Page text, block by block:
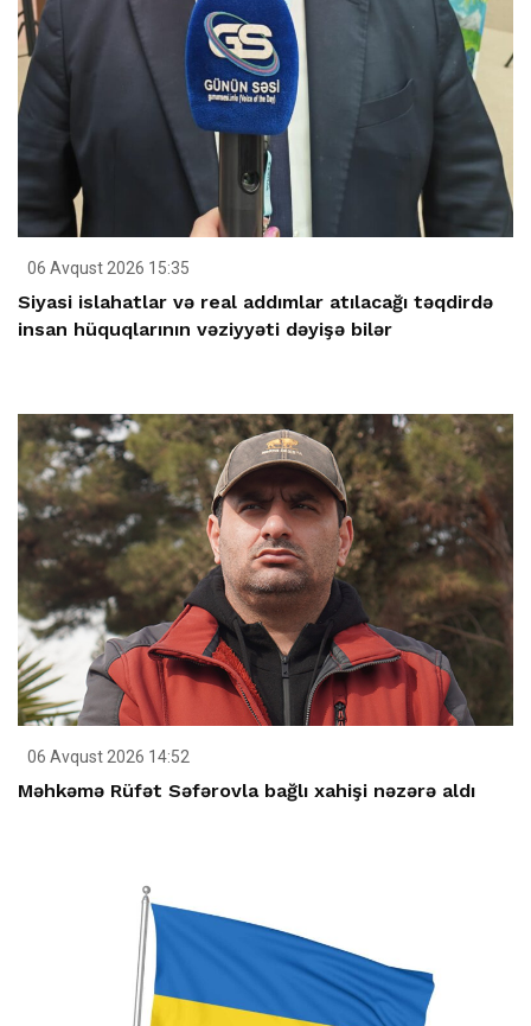
06 Avqust 2026 15:35
Siyasi islahatlar və real addımlar atılacağı təqdirdə
insan hüquqlarının vəziyyəti dəyişə bilər
06 Avqust 2026 14:52
Məhkəmə Rüfət Səfərovla bağlı xahişi nəzərə aldı